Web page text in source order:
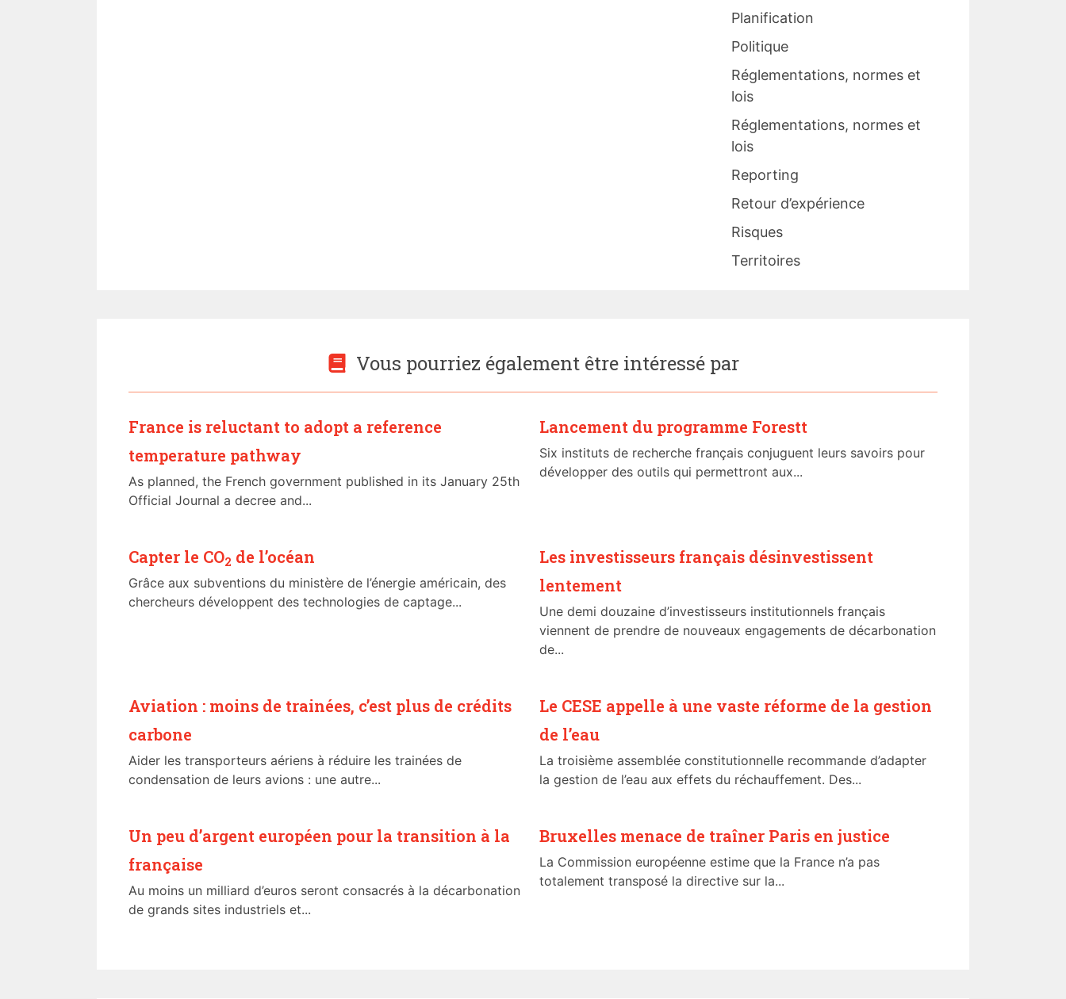
Planification
Politique
Réglementations, normes et
lois
Réglementations, normes et
lois
Reporting
Retour d’expérience
Risques
Territoires
Vous pourriez également être intéressé par
France is reluctant to adopt a reference
temperature pathway
As planned, the French government published in its January 25th
Official Journal a decree and...
Lancement du programme Forestt
Six instituts de recherche français conjuguent leurs savoirs pour
développer des outils qui permettront aux...
Capter le CO2 de l’océan
Grâce aux subventions du ministère de l’énergie américain, des
chercheurs développent des technologies de captage...
Les investisseurs français désinvestissent
lentement
Une demi douzaine d’investisseurs institutionnels français
viennent de prendre de nouveaux engagements de décarbonation
de...
Aviation : moins de trainées, c’est plus de crédits
carbone
Aider les transporteurs aériens à réduire les trainées de
condensation de leurs avions : une autre...
Le CESE appelle à une vaste réforme de la gestion
de l’eau
La troisième assemblée constitutionnelle recommande d’adapter
la gestion de l’eau aux effets du réchauffement. Des...
Un peu d’argent européen pour la transition à la
française
Au moins un milliard d’euros seront consacrés à la décarbonation
de grands sites industriels et...
Bruxelles menace de traîner Paris en justice
La Commission européenne estime que la France n’a pas
totalement transposé la directive sur la...